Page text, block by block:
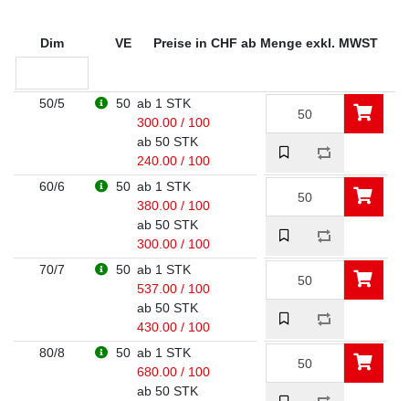
Dim VE Preise in CHF ab Menge exkl. MWST
50/5 50 ab 1 STK
300.00 / 100
ab 50 STK
240.00 / 100
60/6
50 ab 1 STK
380.00 / 100
ab 50 STK
300.00 / 100
70/7
50 ab 1 STK
537.00 / 100
ab 50 STK
430.00 / 100
80/8
50 ab 1 STK
680.00 / 100
ab 50 STK